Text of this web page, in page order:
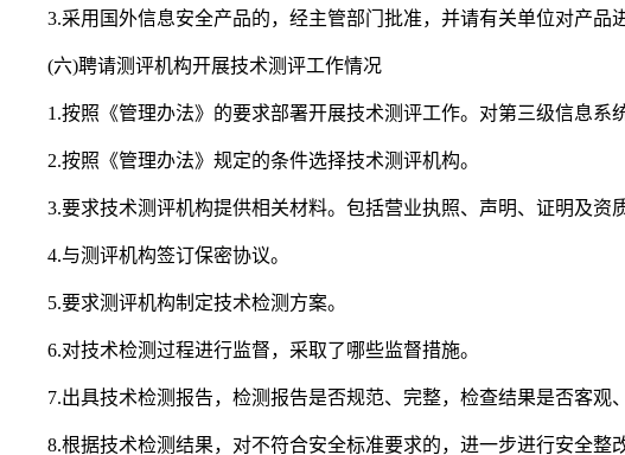
3.采用国外信息安全产品的，经主管部门批准，并请有关单位对产品进
(六)聘请测评机构开展技术测评工作情况
1.按照《管理办法》的要求部署开展技术测评工作。对第三级信息系
2.按照《管理办法》规定的条件选择技术测评机构。
3.要求技术测评机构提供相关材料。包括营业执照、声明、证明及资质
4.与测评机构签订保密协议。
5.要求测评机构制定技术检测方案。
6.对技术检测过程进行监督，采取了哪些监督措施。
7.出具技术检测报告，检测报告是否规范、完整，检查结果是否客观、
8.根据技术检测结果，对不符合安全标准要求的，进一步进行安全整改